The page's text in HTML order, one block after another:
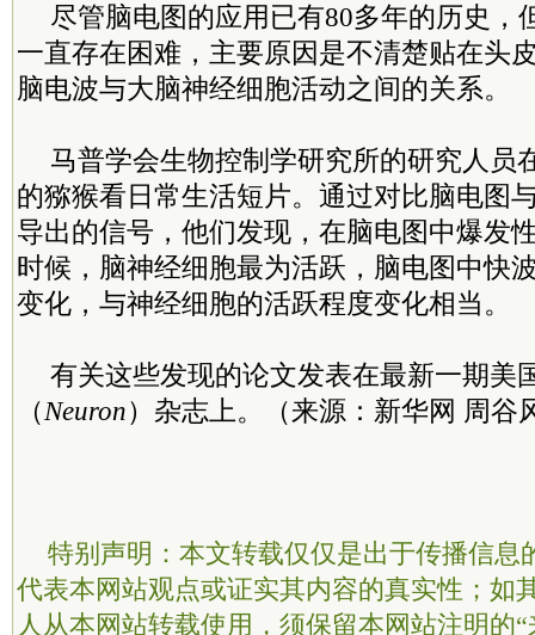
尽管脑电图的应用已有80多年的历史，
一直存在困难，主要原因是不清楚贴在头
脑电波与大脑神经细胞活动之间的关系。
马普学会生物控制学研究所的研究人员
的猕猴看日常生活短片。通过对比脑电图
导出的信号，他们发现，在脑电图中爆发
时候，脑神经细胞最为活跃，脑电图中快
变化，与神经细胞的活跃程度变化相当。
有关这些发现的论文发表在最新一期美
（Neuron）杂志上。（来源：新华网 周谷
特别声明：本文转载仅仅是出于传播信息
代表本网站观点或证实其内容的真实性；如
人从本网站转载使用，须保留本网站注明的